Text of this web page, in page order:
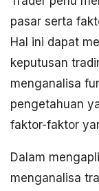
pasar serta
Hal ini dapat
keputusan
menganalisa
pengetahuan
faktor-faktor
Dalam
menganalisa